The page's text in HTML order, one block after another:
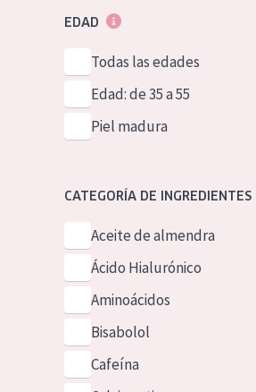
EDAD
Todas las edades
Edad: de 35 a 55
Piel madura
CATEGORÍA DE INGREDIENTES
Aceite de almendra
Ácido Hialurónico
Aminoácidos
Bisabolol
Cafeína